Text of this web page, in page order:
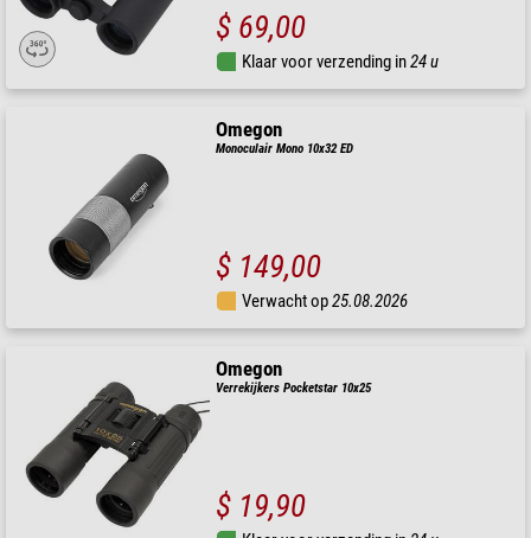
$ 69,00
Klaar voor verzending in24 u
Omegon
Monoculair Mono 10x32 ED
$ 149,00
Verwacht op25.08.2026
Omegon
Verrekijkers Pocketstar 10x25
$ 19,90